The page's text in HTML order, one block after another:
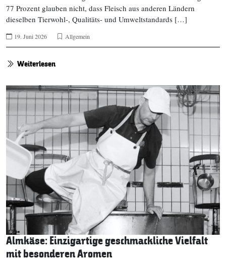
77 Prozent glauben nicht, dass Fleisch aus anderen Ländern
dieselben Tierwohl-, Qualitäts- und Umweltstandards […]
19. Juni 2026 Allgemein
Weiterlesen
Almkäse: Einzigartige geschmackliche Vielfalt
mit besonderen Aromen